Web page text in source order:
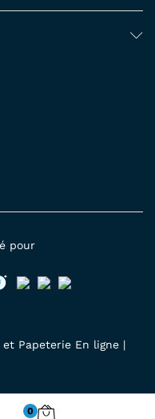
Papeterie En ligne |
pour
0